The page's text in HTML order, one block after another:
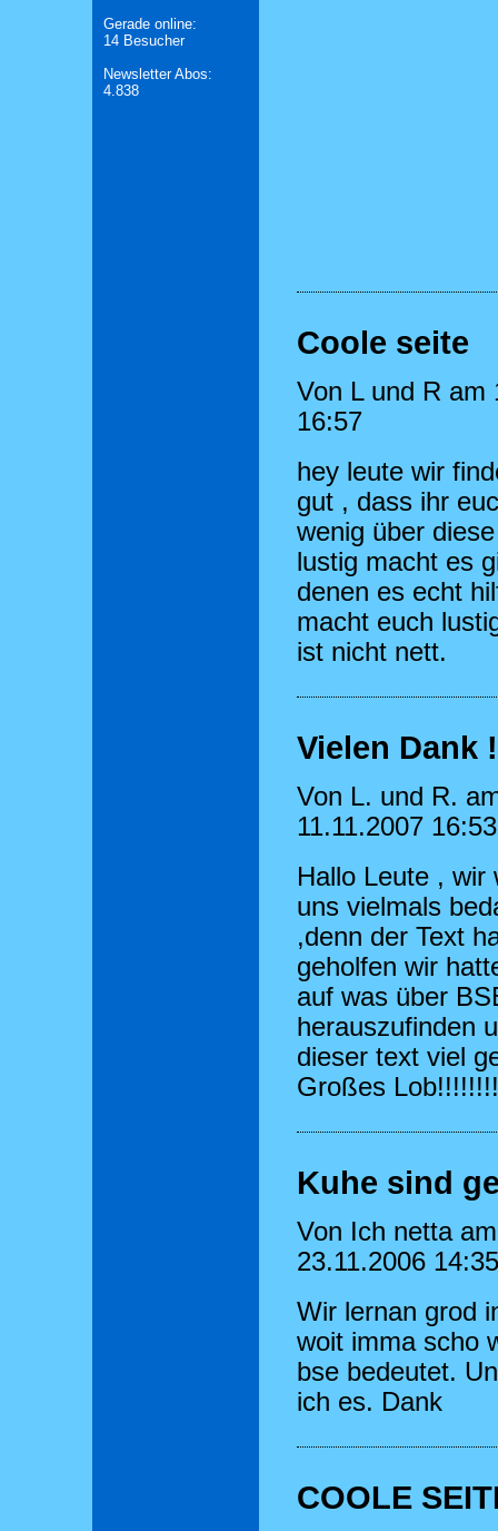
Gerade online:
14 Besucher
Newsletter Abos:
4.838
Coole seite
Von L und R am
16:57
hey leute wir
gut , dass ihr
wenig über
lustig macht es
denen es echt
macht euch
ist nicht nett.
Vielen Dank
Von L. und R.
11.11.2007 16:53
Hallo Leute , wir
uns vielmals
,denn der Text
geholfen wir
auf was über
herauszufinden
dieser text viel
Großes
Kuhe sind
Von Ich netta am
23.11.2006 14:35
Wir lernan grod
woit imma scho
bse bedeutet.
ich es. Dank
COOLE